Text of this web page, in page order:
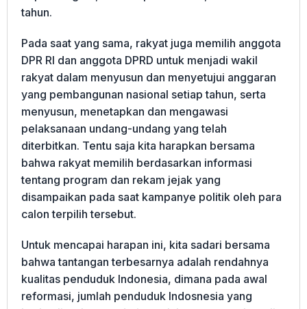
tahun.
Pada saat yang sama, rakyat juga memilih anggota
DPR RI dan anggota DPRD untuk menjadi wakil
rakyat dalam menyusun dan menyetujui anggaran
yang pembangunan nasional setiap tahun, serta
menyusun, menetapkan dan mengawasi
pelaksanaan undang-undang yang telah
diterbitkan. Tentu saja kita harapkan bersama
bahwa rakyat memilih berdasarkan informasi
tentang program dan rekam jejak yang
disampaikan pada saat kampanye politik oleh para
calon terpilih tersebut.
Untuk mencapai harapan ini, kita sadari bersama
bahwa tantangan terbesarnya adalah rendahnya
kualitas penduduk Indonesia, dimana pada awal
reformasi, jumlah penduduk Indosnesia yang